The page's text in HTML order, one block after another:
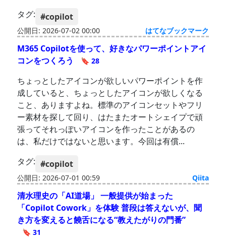
タグ: #copilot
公開日: 2026-07-02 00:00 はてなブックマーク
M365 Copilotを使って、好きなパワーポイントアイ
コンをつくろう
🔖 28
ちょっとしたアイコンが欲しいパワーポイントを作
成していると、ちょっとしたアイコンが欲しくなる
こと、ありますよね。標準のアイコンセットやフリ
ー素材を探して回り、はたまたオートシェイプで頑
張ってそれっぽいアイコンを作ったことがあるの
は、私だけではないと思います。今回は有償...
タグ: #copilot
公開日: 2026-07-01 00:59 Qiita
清水理史の「AI道場」 一般提供が始まった
「Copilot Cowork」を体験 普段は答えないが、聞
き方を変えると饒舌になる“教えたがりの門番”
🔖 31